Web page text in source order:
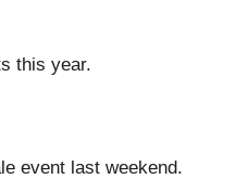
this year.
event last weekend.